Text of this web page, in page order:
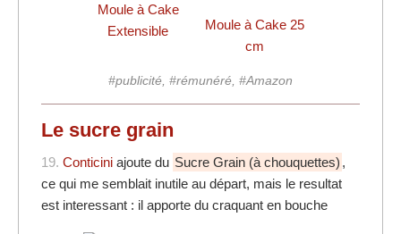
Moule à Cake
Extensible
Moule à Cake 25
cm
#publicité, #rémunéré, #Amazon
Le sucre grain
19. Conticini ajoute du Sucre Grain (à chouquettes) ,
ce qui me semblait inutile au départ, mais le resultat
est interessant : il apporte du craquant en bouche